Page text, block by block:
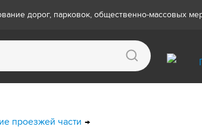
дорог, парковок, общественно-массовых
проезжей части